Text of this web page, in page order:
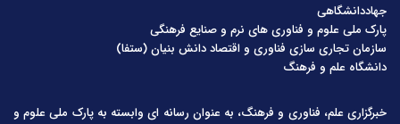
جهاددانشگاهی
پارک ملی علوم و فناوری های نرم و صنایع فرهنگی
سازمان تجاری سازی فناوری و اقتصاد دانش بنیان (ستفا)
دانشگاه علم و فرهنگ
خبرگزاری علم، فناوری و فرهنگ، به عنوان رسانه ای وابسته به پارک ملی علوم و